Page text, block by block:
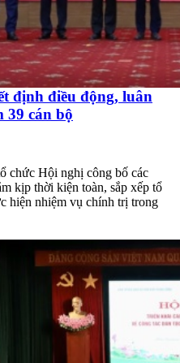
định điều động, luân
39 cán bộ
chức Hội nghị công bố các
kịp thời kiện toàn, sắp xếp tổ
hiện nhiệm vụ chính trị trong